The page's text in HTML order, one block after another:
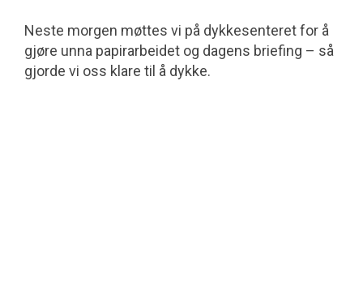
Neste morgen møttes vi på dykkesenteret for å
gjøre unna papirarbeidet og dagens briefing – så
gjorde vi oss klare til å dykke.